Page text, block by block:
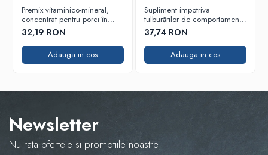
Premix vitaminico-mineral,
concentrat pentru porci în
faza de creștere și îngrășare-
Supliment UNI 3% – sac 3 KG
32,19 RON
Adauga in cos
Supliment impotriva
tulburărilor de comportament
la păsări și porci, stopeaza
canibalismul intre specii,
premix vitaminizat, StopKan
37,74 RON
Adauga in cos
Newsletter
Nu rata ofertele si promotiile noastre